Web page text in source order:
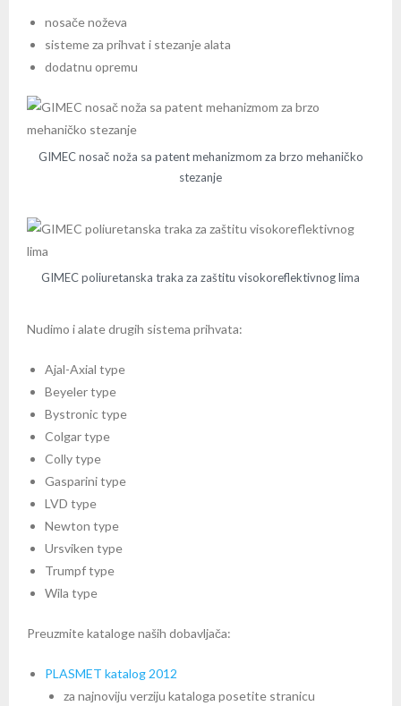
nosače noževa
sisteme za prihvat i stezanje alata
dodatnu opremu
GIMEC nosač noža sa patent mehanizmom za brzo mehaničko
stezanje
GIMEC poliuretanska traka za zaštitu visokoreflektivnog lima
Nudimo i alate drugih sistema prihvata:
Ajal-Axial type
Beyeler type
Bystronic type
Colgar type
Colly type
Gasparini type
LVD type
Newton type
Ursviken type
Trumpf type
Wila type
Preuzmite kataloge naših dobavljača:
PLASMET katalog 2012
za najnoviju verziju kataloga posetite stranicu